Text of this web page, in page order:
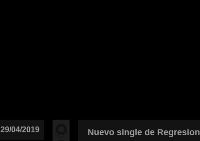
29/04/2019 Nuevo single de Regresion